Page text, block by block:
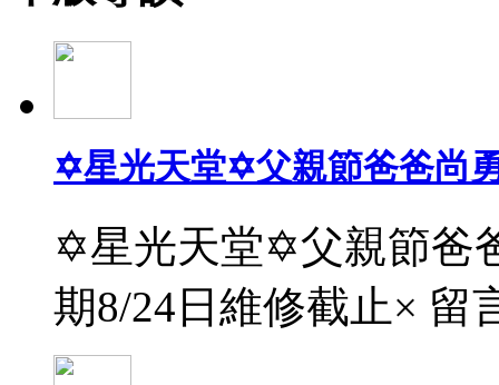
✡星光天堂✡父親節爸爸尚
✡星光天堂✡父親節爸
期8/24日維修截止× 留